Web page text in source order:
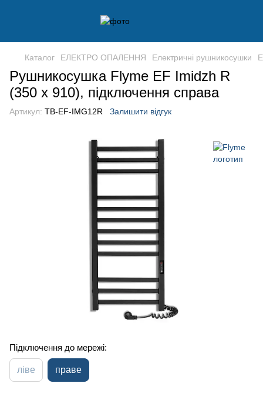
Каталог ЕЛЕКТРО ОПАЛЕННЯ Електричні рушникосушки
Рушникосушка Flyme EF Imidzh R
(350 х 910), підключення справа
Артикул: TB-EF-IMG12R Залишити відгук
Підключення до мережі:
ліве праве